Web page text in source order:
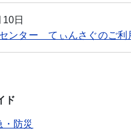
日
ンター てぃんさぐのご利
ド
・防災